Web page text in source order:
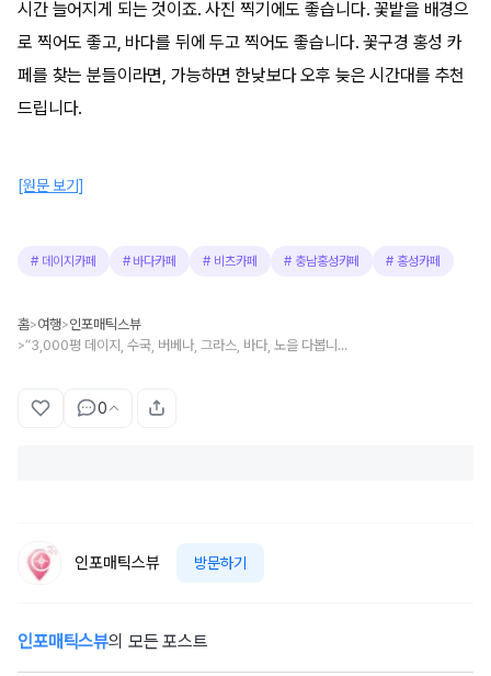
시간 늘어지게 되는 것이죠. 사진 찍기에도 좋습니다. 꽃밭을 배경으
로 찍어도 좋고, 바다를 뒤에 두고 찍어도 좋습니다. 꽃구경 홍성 카
페를 찾는 분들이라면, 가능하면 한낮보다 오후 늦은 시간대를 추천
드립니다.
[원문 보기]
# 데이지카페 # 바다카페 # 비츠카페 # 충남홍성카페 # 홍성카페
홈>여행>인포매틱스뷰
> “3,000평 데이지, 수국, 버베나, 그라스, 바다, 노을 다봅니다” 최고의 꽃구경 홍성 카페
0
인포매틱스뷰 방문하기
인포매틱스뷰의 모든 포스트